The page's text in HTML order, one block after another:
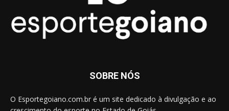
SOBRE NÓS
O Esportegoiano.com.br é um site dedicado à divulgação e ao